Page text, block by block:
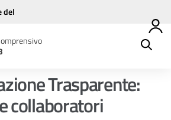
del
Trasparente:
collaboratori